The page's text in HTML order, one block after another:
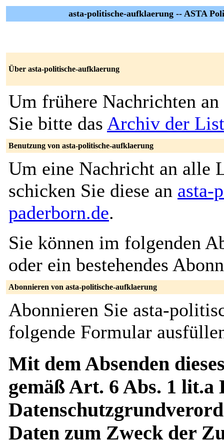
asta-politische-aufklaerung -- ASTA
Über asta-politische-aufklaerung
Um frühere Nachrichten an
Sie bitte das Archiv der
Benutzung von asta-politische-aufklaerung
Um eine Nachricht an alle
schicken Sie diese an asta-
paderborn.de.
Sie können im folgenden
oder ein bestehendes
Abonnieren von asta-politische-aufklaerung
Abonnieren Sie asta-
folgende Formular
Mit dem Absenden
gemäß Art. 6 Abs. 1 lit.a
Daten zum Zweck der